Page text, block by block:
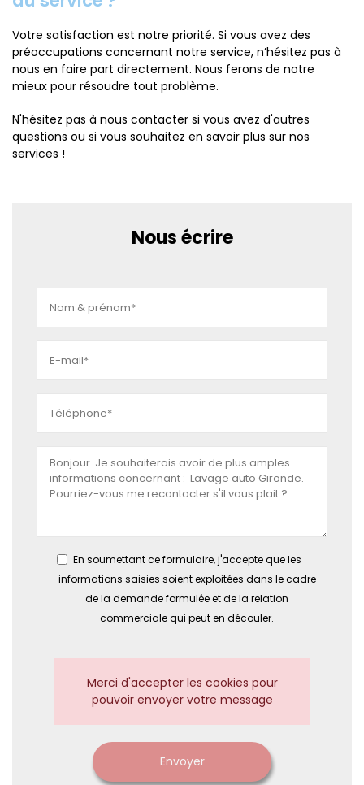
Votre satisfaction est notre priorité. Si vous avez des
préoccupations concernant notre service, n’hésitez pas à
nous en faire part directement. Nous ferons de notre
mieux pour résoudre tout problème.
N'hésitez pas à nous contacter si vous avez d'autres
questions ou si vous souhaitez en savoir plus sur nos
services !
Nous écrire
En soumettant ce formulaire, j'accepte que les
informations saisies soient exploitées dans le cadre
de la demande formulée et de la relation
commerciale qui peut en découler.
Merci d'accepter les cookies pour
pouvoir envoyer votre message
Envoyer